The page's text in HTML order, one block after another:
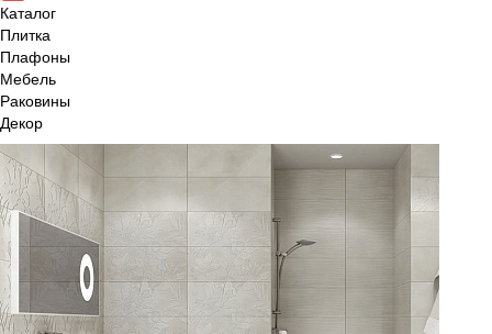
Каталог
Плитка
Плафоны
Мебель
Раковины
Декор